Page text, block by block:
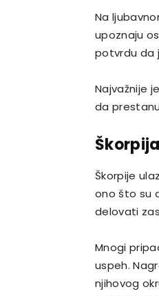
Na
upoznaju
potvrdu da
Najvažnije
da
Škorpije
ono što su
delovati
Mnogi
uspeh.
njihovog